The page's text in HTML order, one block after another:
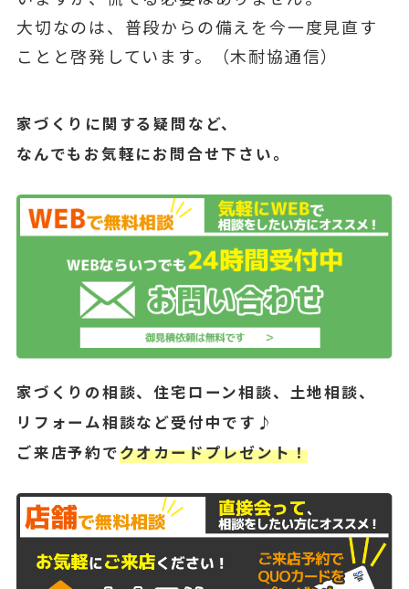
大切なのは、普段からの備えを今一度見直す
ことと啓発しています。（木耐協通信）
家づくりに関する疑問など、
なんでもお気軽にお問合せ下さい。
家づくりの相談、住宅ローン相談、土地相談、
リフォーム相談など受付中です♪
ご来店予約でクオカードプレゼント！